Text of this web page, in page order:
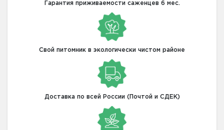
Гарантия приживаемости саженцев 6 мес.
Свой питомник в экологически чистом районе
Доставка по всей России (Почтой и СДЕК)